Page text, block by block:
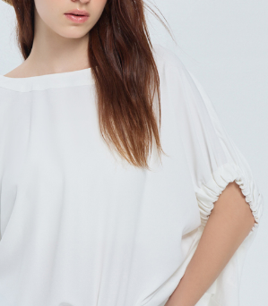
含以上)免運費
含以上)免運費
查看運費